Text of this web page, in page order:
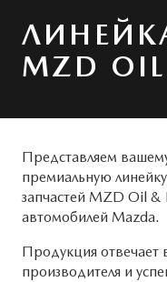
ПРЕДЛОЖЕНИЯ ПО
MZD OIL
Представляем
премиальную
запчастей MZD Oil
автомобилей Mazda.
Продукция
производителя и